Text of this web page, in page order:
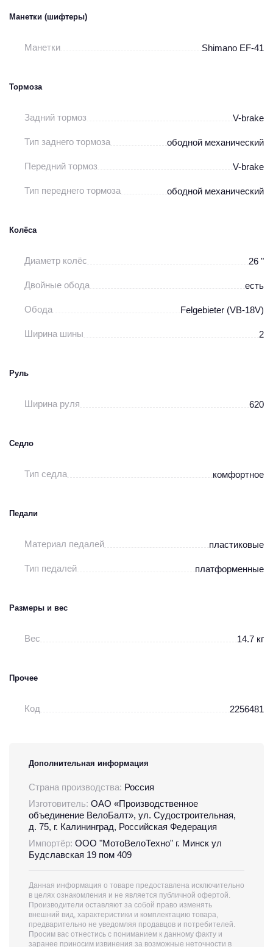
Манетки (шифтеры)
Манетки Shimano EF-41
Тормоза
Задний тормоз V-brake
Тип заднего тормоза ободной механический
Передний тормоз V-brake
Тип переднего тормоза ободной механический
Колёса
Диаметр колёс 26 "
Двойные обода есть
Обода Felgebieter (VB-18V)
Ширина шины 2
Руль
Ширина руля 620
Седло
Тип седла комфортное
Педали
Материал педалей пластиковые
Тип педалей платформенные
Размеры и вес
Вес 14.7 кг
Прочее
Код 2256481
Дополнительная информация
Страна производства: Россия
Изготовитель: ОАО «Производственное
объединение ВелоБалт», ул. Судостроительная,
д. 75, г. Калининград, Российская Федерация
Импортёр: ООО "МотоВелоТехно" г. Минск ул
Будславская 19 пом 409
Данная информация о товаре предоставлена исключительно
в целях ознакомления и не является публичной офертой.
Производители оставляют за собой право изменять
внешний вид, характеристики и комплектацию товара,
предварительно не уведомляя продавцов и потребителей.
Просим вас отнестись с пониманием к данному факту и
заранее приносим извинения за возможные неточности в